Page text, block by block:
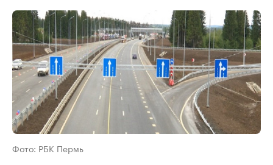
Фото: РБК Пермь